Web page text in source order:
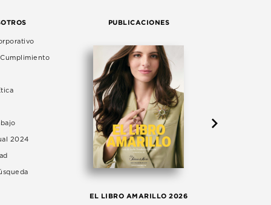
2024
PUBLICACIONES
EL LIBRO AMARILLO 2026